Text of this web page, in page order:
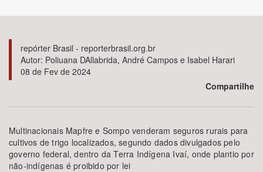
Bioma / Bacia
Tema
Subtema
Área de Levantamento
Área Protegida
repórter Brasil - reporterbrasil.org.br
Autor: Poliuana DAllabrida, André Campos e Isabel Harari
08 de Fev de 2024
Compartilhe
Multinacionais Mapfre e Sompo venderam seguros rurais para
cultivos de trigo localizados, segundo dados divulgados pelo
governo federal, dentro da Terra Indígena Ivaí, onde plantio por
não-indígenas é proibido por lei